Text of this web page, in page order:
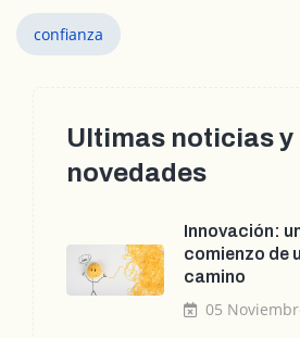
confianza
Ultimas noticias y
novedades
Innovación:
comienzo de
camino
05